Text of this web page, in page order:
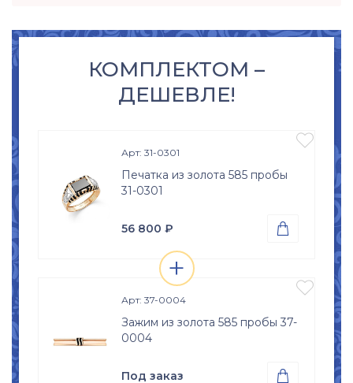
КОМПЛЕКТОМ –
ДЕШЕВЛЕ!

Арт: 31-0301
Печатка из золота 585 пробы
31-0301
56 800 ₽ 
Золото 585
3.47 гр.
Вставки
Оникс (природная вст.); Эмаль,
+

Арт: 37-0004
Зажим из золота 585 пробы 37-
0004
Под заказ 